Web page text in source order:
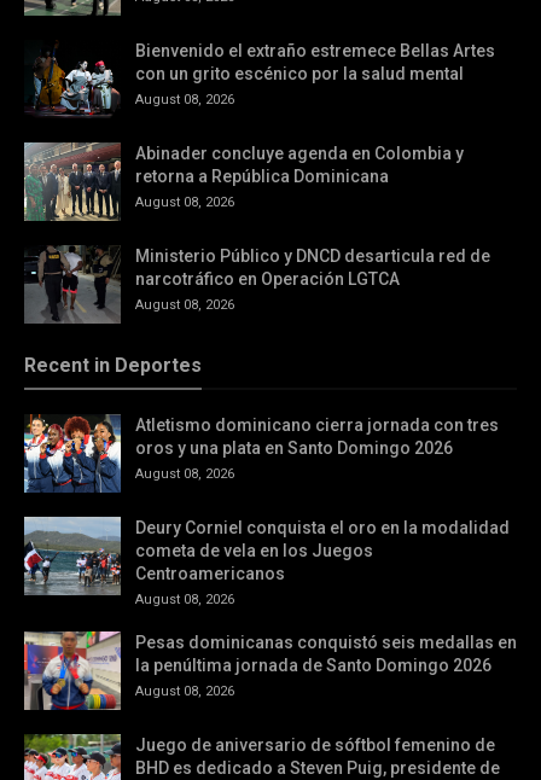
Bienvenido el extraño estremece Bellas Artes
con un grito escénico por la salud mental
August 08, 2026
Abinader concluye agenda en Colombia y
retorna a República Dominicana
August 08, 2026
Ministerio Público y DNCD desarticula red de
narcotráfico en Operación LGTCA
August 08, 2026
Recent in Deportes
Atletismo dominicano cierra jornada con tres
oros y una plata en Santo Domingo 2026
August 08, 2026
Deury Corniel conquista el oro en la modalidad
cometa de vela en los Juegos
Centroamericanos
August 08, 2026
Pesas dominicanas conquistó seis medallas en
la penúltima jornada de Santo Domingo 2026
August 08, 2026
Juego de aniversario de sóftbol femenino de
BHD es dedicado a Steven Puig, presidente de